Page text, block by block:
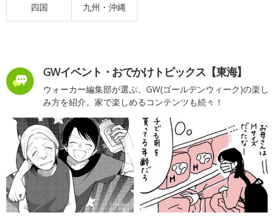
四国 九州・沖縄
GWイベント・おでかけトピックス【東海】
ウォーカー編集部が選ぶ、GW(ゴールデンウィーク)の楽し
み方を紹介。家で楽しめるコンテンツも続々！